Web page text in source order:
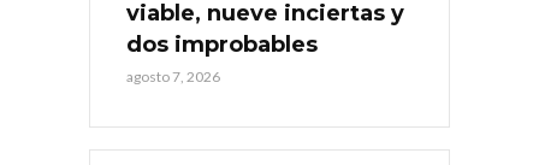
viable, nueve inciertas y
dos improbables
agosto 7, 2026